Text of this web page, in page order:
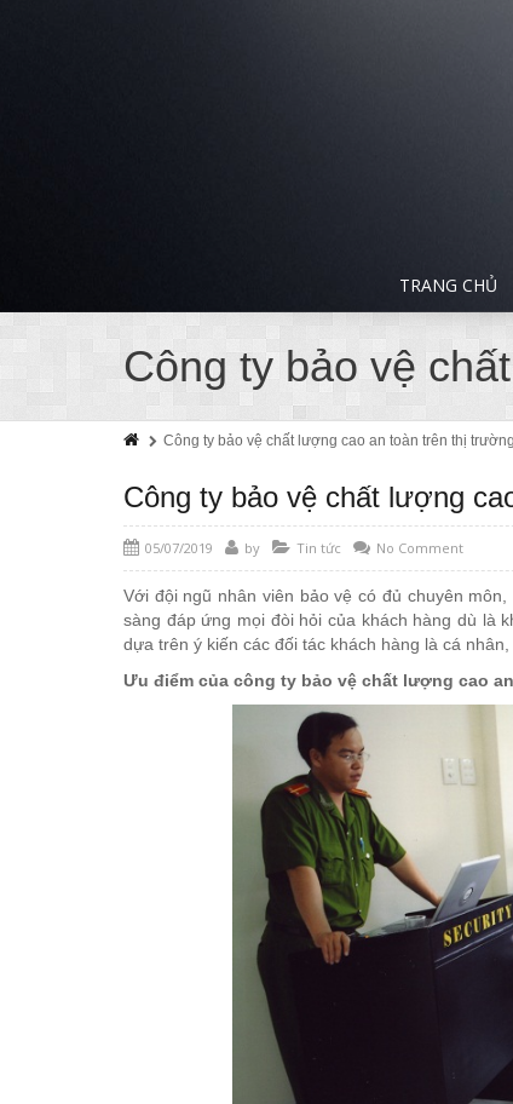
TRANG CHỦ
Công ty bảo vệ
Công ty bảo vệ chất lượng cao an toàn trên thị
Công ty bảo vệ chất lượng
05/07/2019 by Tin tức No Comment
Với đội ngũ nhân viên bảo vệ có đủ chuyên
sàng đáp ứng mọi đòi hỏi của khách hàng dù là
dựa trên ý kiến các đối tác khách hàng là cá
Ưu điểm của công ty bảo vệ chất lượng cao